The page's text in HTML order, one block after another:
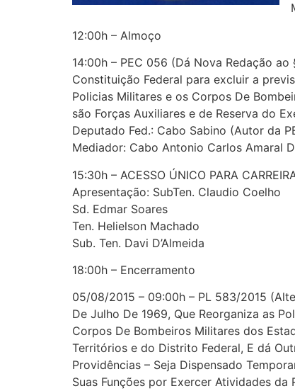
12:00h – Almoço
14:00h – PEC 056 (Dá Nova Redação ao
Constituição Federal para excluir a
Policias Militares e os Corpos De
são Forças Auxiliares e de Reserva do
Deputado Fed.: Cabo Sabino (Autor da
Mediador: Cabo Antonio Carlos Amaral
15:30h – ACESSO ÚNICO PARA
Apresentação: SubTen. Claudio Coelho
Sd. Edmar Soares
Ten. Helielson Machado
Sub. Ten. Davi D’Almeida
18:00h – Encerramento
05/08/2015 – 09:00h – PL 583/2015
De Julho De 1969, Que Reorganiza as
Corpos De Bombeiros Militares dos
Territórios e do Distrito Federal, E dá
Providências – Seja Dispensado
Suas Funções por Exercer Atividades da